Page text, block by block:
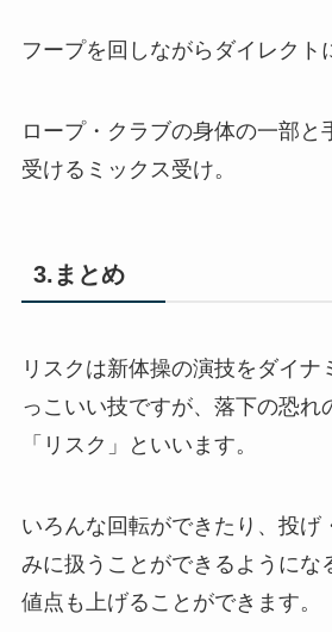
フープを回しながらダイレクト
ロープ・クラブの身体の一部と
受けるミックス受け。
3.まとめ
リスクは新体操の演技をダイナ
っこいい技ですが、落下の恐れ
「リスク」といいます。
いろんな回転ができたり、投げ
みに扱うことができるようにな
値点も上げることができます。